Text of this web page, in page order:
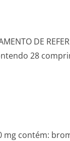
DE
28
mg contém: